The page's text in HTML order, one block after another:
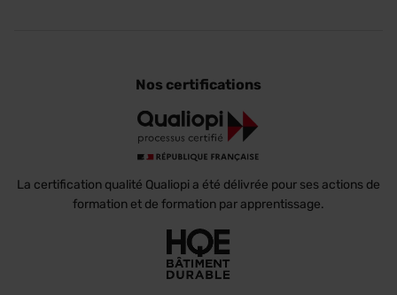
Nos certifications
La certification qualité Qualiopi a été délivrée pour ses actions de
formation et de formation par apprentissage.